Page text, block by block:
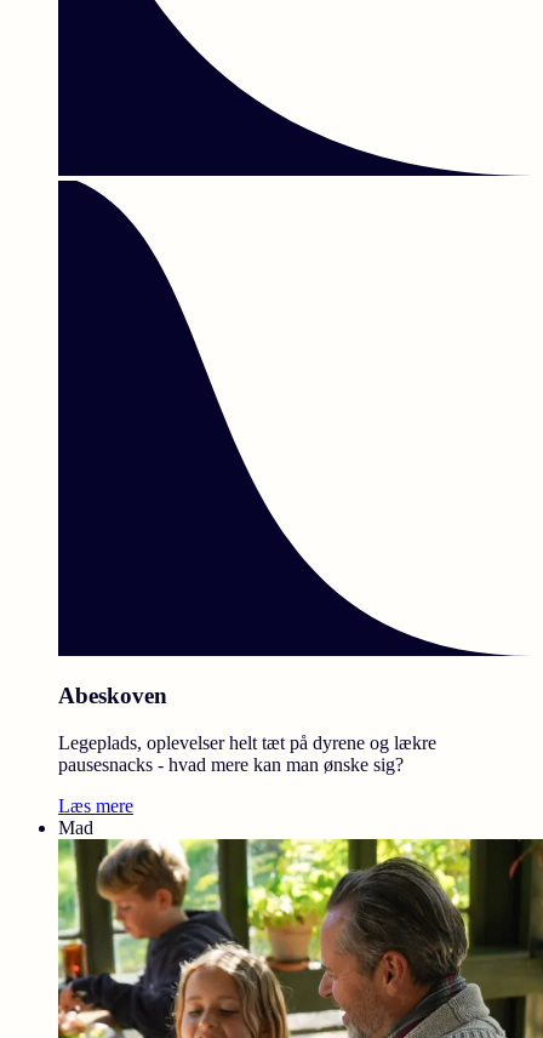
Abeskoven
Legeplads, oplevelser helt tæt på dyrene og lækre
pausesnacks - hvad mere kan man ønske sig?
Læs mere
Mad